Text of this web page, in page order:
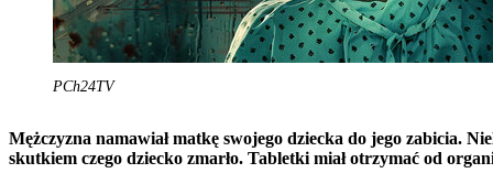
PCh24TV
Mężczyzna namawiał matkę swojego dziecka do jego zabicia.
skutkiem czego dziecko zmarło. Tabletki miał otrzymać od